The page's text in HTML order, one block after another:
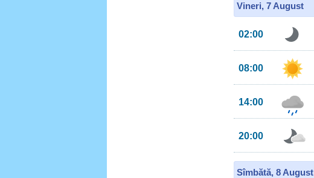
Vineri, 7 August
02:00
08:00
14:00
20:00
Sîmbătă, 8 August